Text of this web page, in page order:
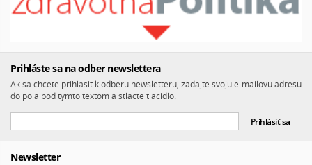
Prihláste sa na odber newslettera
Ak sa chcete prihlásiť k odberu newsletteru, zadajte svoju e-mailovú adresu
do poľa pod týmto textom a stlačte tlačidlo.
Newsletter